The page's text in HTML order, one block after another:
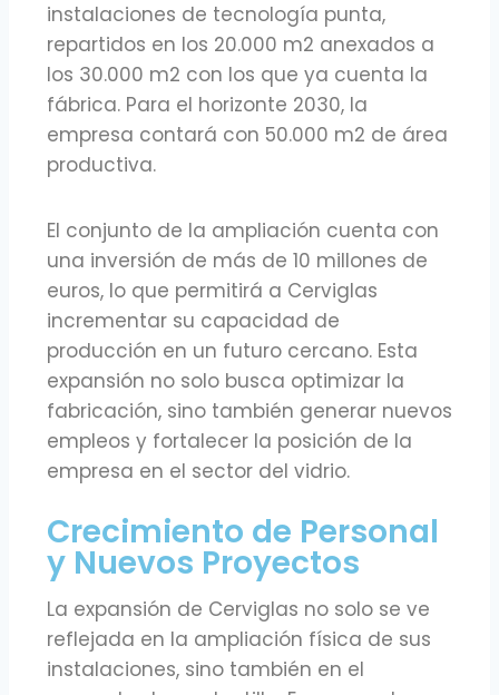
instalaciones de tecnología punta,
repartidos en los 20.000 m2 anexados a
los 30.000 m2 con los que ya cuenta la
fábrica. Para el horizonte 2030, la
empresa contará con 50.000 m2 de área
productiva.
El conjunto de la ampliación cuenta con
una inversión de más de 10 millones de
euros, lo que permitirá a Cerviglas
incrementar su capacidad de
producción en un futuro cercano. Esta
expansión no solo busca optimizar la
fabricación, sino también generar nuevos
empleos y fortalecer la posición de la
empresa en el sector del vidrio.
Crecimiento de Personal
y Nuevos Proyectos
La expansión de Cerviglas no solo se ve
reflejada en la ampliación física de sus
instalaciones, sino también en el